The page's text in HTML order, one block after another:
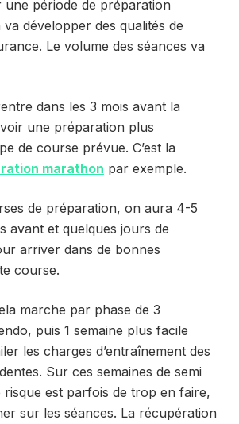
une période de préparation
développer des qualités de
Le volume des séances va
dans les 3 mois avant la
une préparation plus
de course prévue. C’est la
marathon par exemple.
de préparation, on aura 4-5
avant et quelques jours de
arriver dans de bonnes
course.
marche par phase de 3
puis 1 semaine plus facile
les charges d’entraînement des
Sur ces semaines de semi
est parfois de trop en faire,
sur les séances. La récupération